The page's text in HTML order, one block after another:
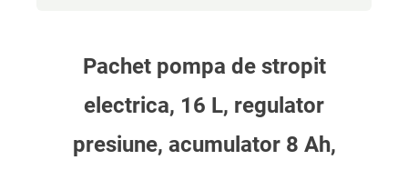
Pachet pompa de stropit
electrica, 16 L, regulator
presiune, acumulator 8 Ah,